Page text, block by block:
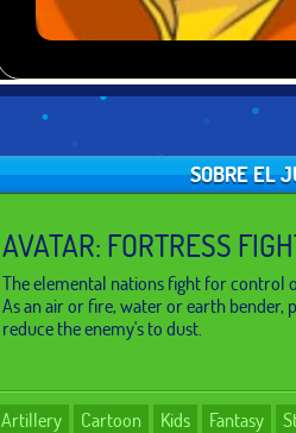
SOBRE EL
AVATAR: FORTRESS
The elemental nations fight for control
As an air or fire, water or earth bender,
reduce the enemy's to dust.
Artillery Cartoon Kids Fantasy